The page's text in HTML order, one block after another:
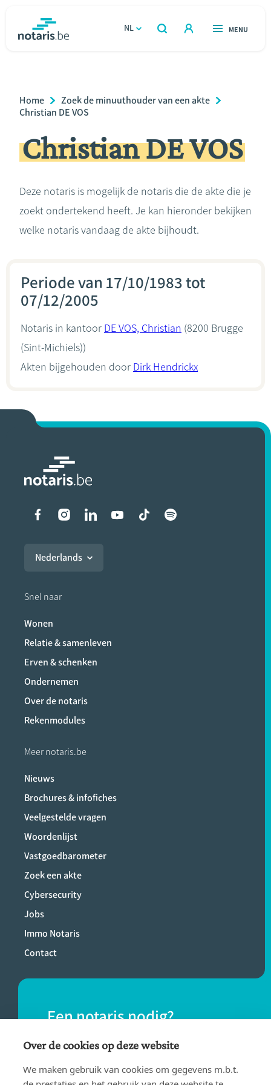
gaan
NL
OPEN
ZOEKEN
OPEN
MENU
Relatie & samenleven
Erven & schenken
Over de notaris
Breadcrumb
Home
Zoek de minuuthouder van een akte
Christian DE VOS
Christian DE VOS
Deze notaris is mogelijk de notaris die de akte die je
zoekt ondertekend heeft. Je kan hieronder bekijken
welke notaris vandaag de akte bijhoudt.
Periode van 17/10/1983 tot
07/12/2005
Notaris in kantoor DE VOS, Christian (8200 Brugge
(Sint-Michiels))
Akten bijgehouden door Dirk Hendrickx
Liens vers les réseaux
Nederlands
Snel naar
Wonen
Relatie & samenleven
Erven & schenken
Ondernemen
Over de notaris
Rekenmodules
Meer notaris.be
Nieuws
Brochures & infofiches
Veelgestelde vragen
Woordenlijst
Vastgoedbarometer
Zoek een akte
Cybersecurity
Jobs
Immo Notaris
Contact
Een notaris nodig?
Vind eenvoudig een notaris bij jou in de
buurt.
Over de cookies op deze website
We maken gebruik van cookies om gegevens m.b.t.